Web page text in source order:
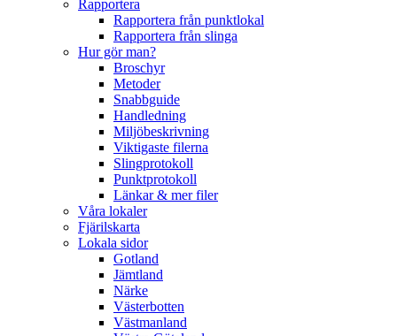
Rapportera
Rapportera från punktlokal
Rapportera från slinga
Hur gör man?
Broschyr
Metoder
Snabbguide
Handledning
Miljöbeskrivning
Viktigaste filerna
Slingprotokoll
Punktprotokoll
Länkar & mer filer
Våra lokaler
Fjärilskarta
Lokala sidor
Gotland
Jämtland
Närke
Västerbotten
Västmanland